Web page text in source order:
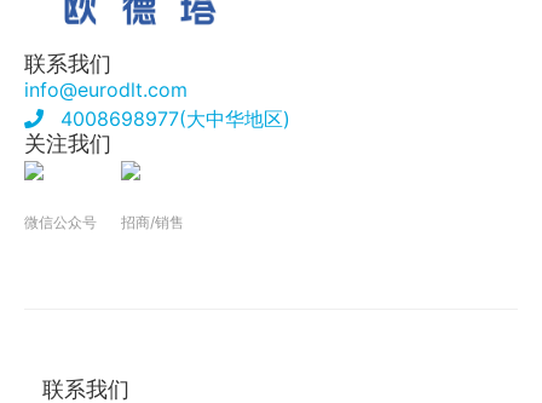
联系我们
info@eurodlt.com
4008698977(大中华地区)
关注我们
微信公众号 招商/销售
联系我们